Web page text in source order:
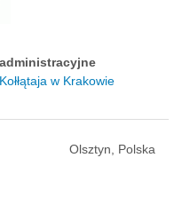
w Krakowie
Olsztyn, Polska